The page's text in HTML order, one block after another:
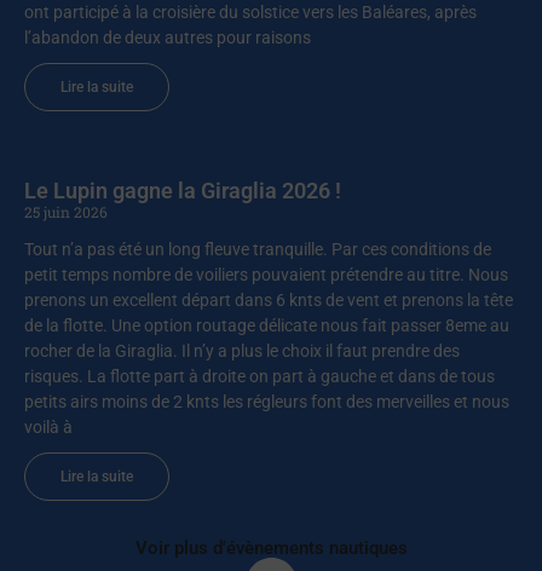
ont participé à la croisière du solstice vers les Baléares, après
l’abandon de deux autres pour raisons
Lire la suite
Le Lupin gagne la Giraglia 2026 !
25 juin 2026
Tout n’a pas été un long fleuve tranquille. Par ces conditions de
petit temps nombre de voiliers pouvaient prétendre au titre. Nous
prenons un excellent départ dans 6 knts de vent et prenons la tête
de la flotte. Une option routage délicate nous fait passer 8eme au
rocher de la Giraglia. Il n’y a plus le choix il faut prendre des
risques. La flotte part à droite on part à gauche et dans de tous
petits airs moins de 2 knts les régleurs font des merveilles et nous
voilà à
Lire la suite
Voir plus d'évènements nautiques